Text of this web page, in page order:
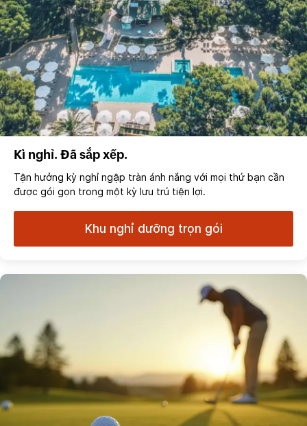
Kì nghỉ. Đã sắp xếp.
Tận hưởng kỳ nghỉ ngập tràn ánh nắng với mọi thứ bạn cần
được gói gọn trong một kỳ lưu trú tiện lợi.
Khu nghỉ dưỡng trọn gói